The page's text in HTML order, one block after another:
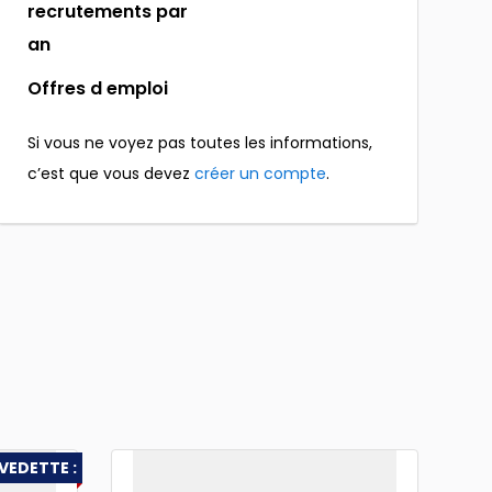
recrutements par
an
Offres d emploi
Si vous ne voyez pas toutes les informations,
c’est que vous devez créer un compte.
: